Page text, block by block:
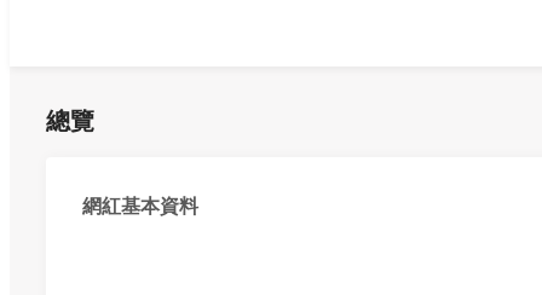
總覽
網紅基本資料